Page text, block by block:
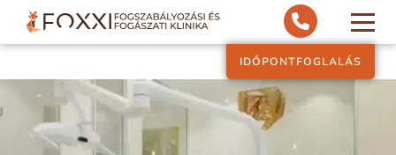
IDŐPONTFOGLALÁS